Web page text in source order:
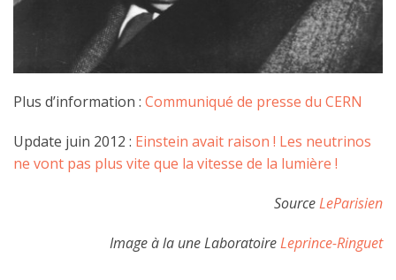
Plus d’information : Communiqué de presse du CERN
Update juin 2012 : Einstein avait raison ! Les neutrinos
ne vont pas plus vite que la vitesse de la lumière !
SourceLeParisien
Image à la une LaboratoireLeprince-Ringuet